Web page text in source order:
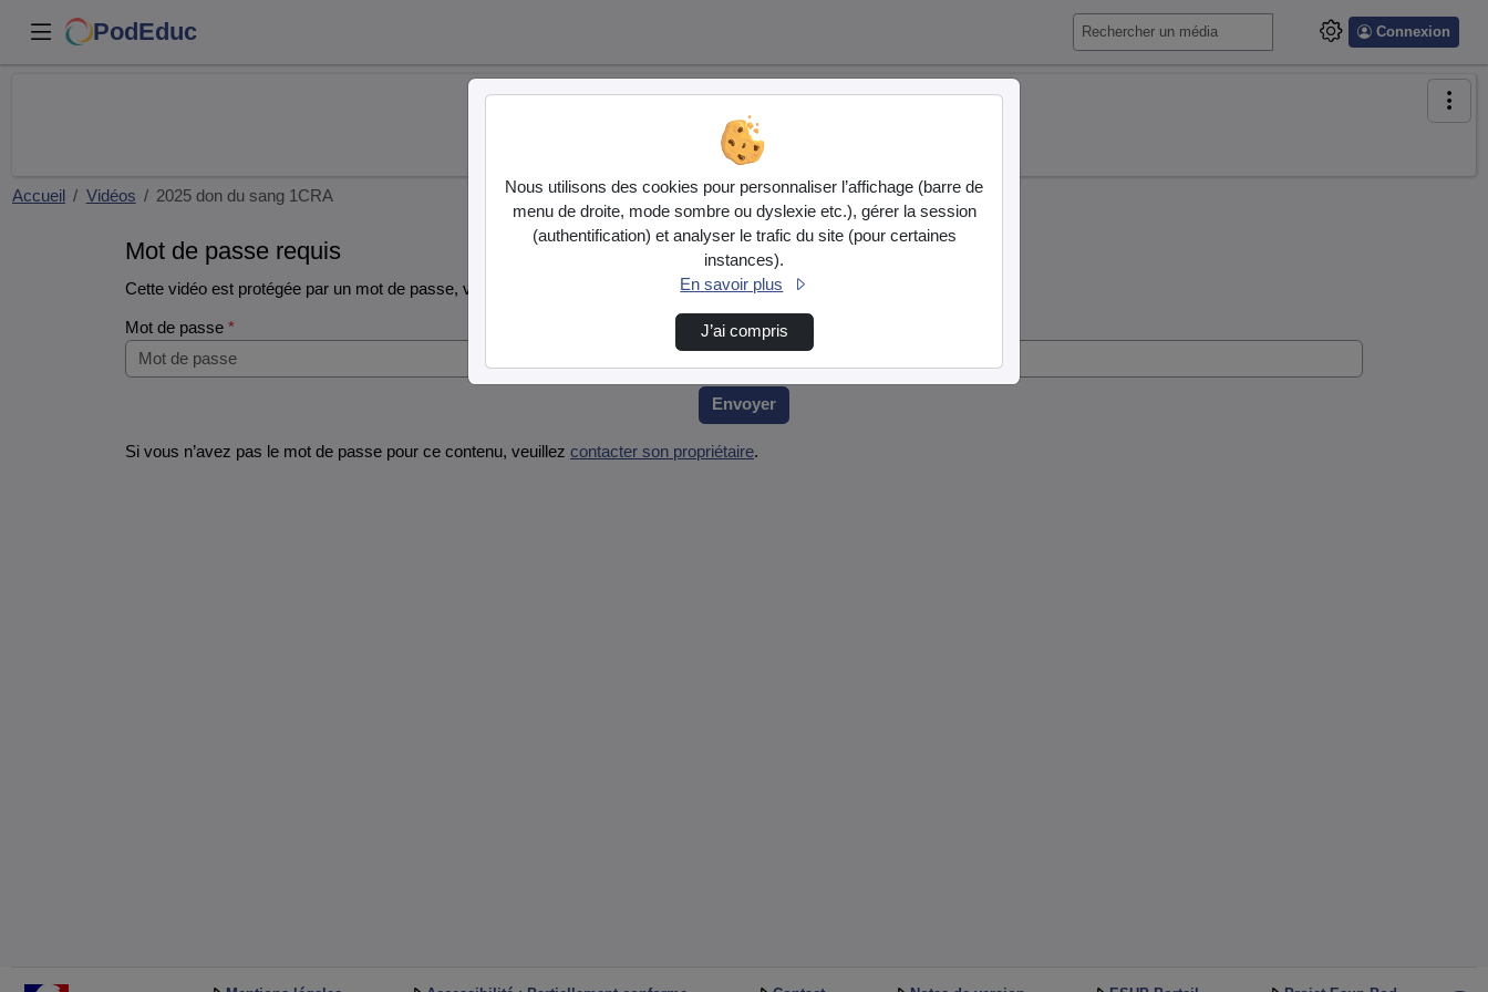
PodEduc Connexion
Accueil Vidéos 2025 don du sang 1CRA
Mot de passe requis
Cette vidéo est protégée par un mot de passe, veuillez le fournir et cliquez sur envoyer.
Mot de passe *
Envoyer
Si vous n’avez pas le mot de passe pour ce contenu, veuillez contacter son propriétaire.
Nous utilisons des cookies pour personnaliser l’affichage (barre de
menu de droite, mode sombre ou dyslexie etc.), gérer la session
(authentification) et analyser le trafic du site (pour certaines
instances).
En savoir plus
J’ai compris